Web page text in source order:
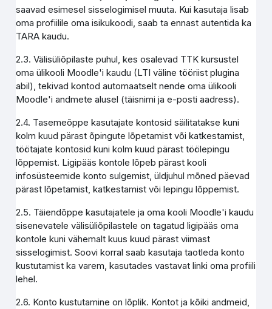
saavad esimesel sisselogimisel muuta. Kui kasutaja lisab
oma profiilile oma isikukoodi, saab ta ennast autentida ka
TARA kaudu.
2.3. Välisüliõpilaste puhul, kes osalevad TTK kursustel
oma ülikooli Moodle'i kaudu (LTI väline tööriist plugina
abil), tekivad kontod automaatselt nende oma ülikooli
Moodle'i andmete alusel (täisnimi ja e-posti aadress).
2.4. Tasemeõppe kasutajate kontosid säilitatakse kuni
kolm kuud pärast õpingute lõpetamist või katkestamist,
töötajate kontosid kuni kolm kuud pärast töölepingu
lõppemist. Ligipääs kontole lõpeb pärast kooli
infosüsteemide konto sulgemist, üldjuhul mõned päevad
pärast lõpetamist, katkestamist või lepingu lõppemist.
2.5. Täiendõppe kasutajatele ja oma kooli Moodle'i kaudu
sisenevatele välisüliõpilastele on tagatud ligipääs oma
kontole kuni vähemalt kuus kuud pärast viimast
sisselogimist. Soovi korral saab kasutaja taotleda konto
kustutamist ka varem, kasutades vastavat linki oma profiili
lehel.
2.6. Konto kustutamine on lõplik. Kontot ja kõiki andmeid,